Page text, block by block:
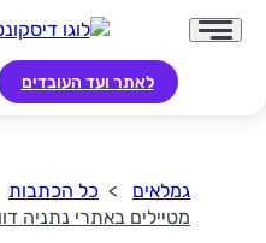
לאתר ועד העובדים
גמלאים כל הכתבות
מטיילים באתרי נתניה